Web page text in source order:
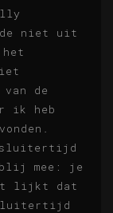
niet uit
de
ik heb
sluitertijd
blij mee: je
lijkt dat